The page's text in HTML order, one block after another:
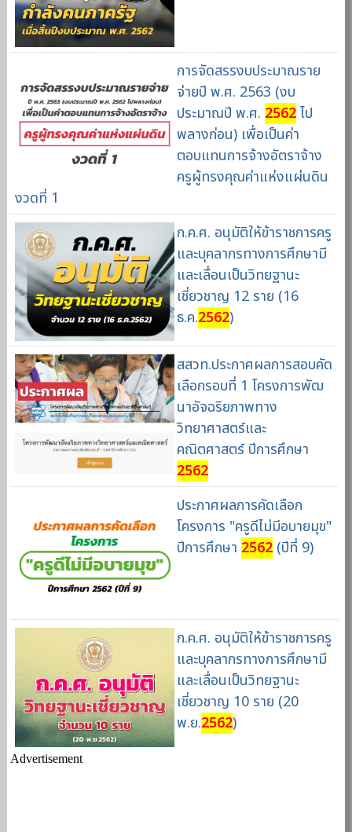
การจัดสรรงบประมาณราย
จ่ายปี พ.ศ. 2563 (งบ
ประมาณปี พ.ศ. 2562ไป
พลางก่อน) เพื่อเป็นค่า
ตอบแทนการจ้างอัตราจ้าง
ครูผู้ทรงคุณค่าแห่งแผ่นดิน
งวดที่ 1
ก.ค.ศ. อนุมัติให้ข้าราชการครู
และบุคลากรทางการศึกษามี
และเลื่อนเป็นวิทยฐานะ
เชี่ยวชาญ 12 ราย (16
ธ.ค.2562)
สสวท.ประกาศผลการสอบคัด
เลือกรอบที่ 1 โครงการพัฒ
นาอัจฉริยภาพทาง
วิทยาศาสตร์และ
คณิตศาสตร์ ปีการศึกษา
2562
ประกาศผลการคัดเลือก
โครงการ "ครูดีไม่มีอบายมุข"
ปีการศึกษา 2562(ปีที่ 9)
ก.ค.ศ. อนุมัติให้ข้าราชการครู
และบุคลากรทางการศึกษามี
และเลื่อนเป็นวิทยฐานะ
เชี่ยวชาญ 10 ราย (20
พ.ย.2562)
Advertisement